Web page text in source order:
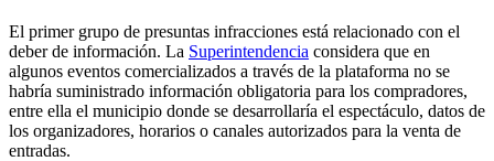
El primer grupo de presuntas infracciones está relacionado con el
deber de información. La Superintendencia considera que en
algunos eventos comercializados a través de la plataforma no se
habría suministrado información obligatoria para los compradores,
entre ella el municipio donde se desarrollaría el espectáculo, datos de
los organizadores, horarios o canales autorizados para la venta de
entradas.